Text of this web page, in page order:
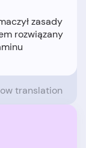
zasady
rozwiązany
translation